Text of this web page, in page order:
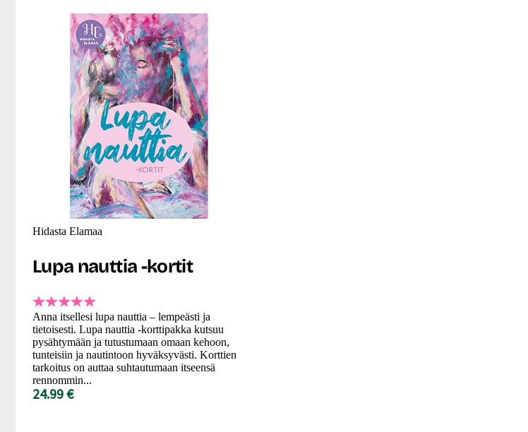
Hidasta Elamaa
Lupa nauttia -kortit
Anna itsellesi lupa nauttia – lempeästi ja
tietoisesti. Lupa nauttia -korttipakka kutsuu
pysähtymään ja tutustumaan omaan kehoon,
tunteisiin ja nautintoon hyväksyvästi. Korttien
tarkoitus on auttaa suhtautumaan itseensä
rennommin...
24.99 €